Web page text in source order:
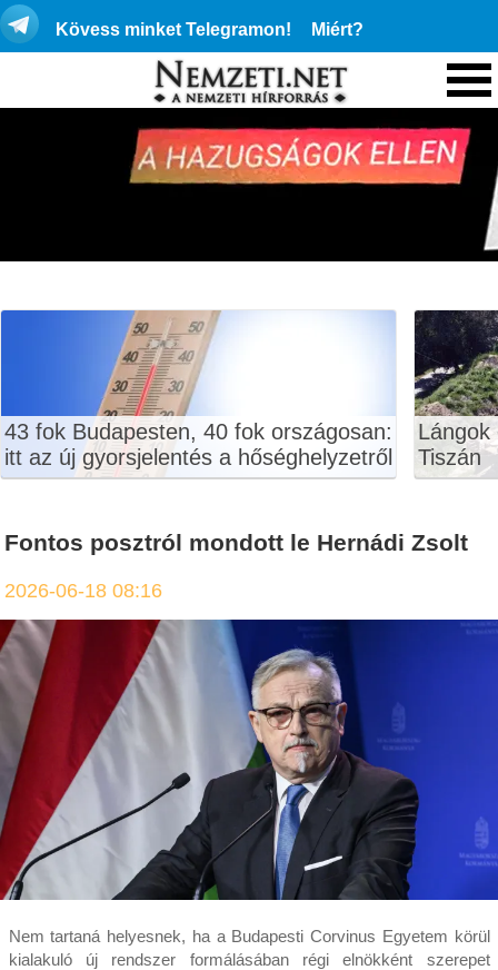
Kövess minket Telegramon! Miért?
43 fok Budapesten, 40 fok országosan:
itt az új gyorsjelentés a hőséghelyzetről
Lángok
Tiszán
Fontos posztról mondott le Hernádi Zsolt
2026-06-18 08:16
Nem tartaná helyesnek, ha a Budapesti Corvinus Egyetem körül
kialakuló új rendszer formálásában régi elnökként szerepet